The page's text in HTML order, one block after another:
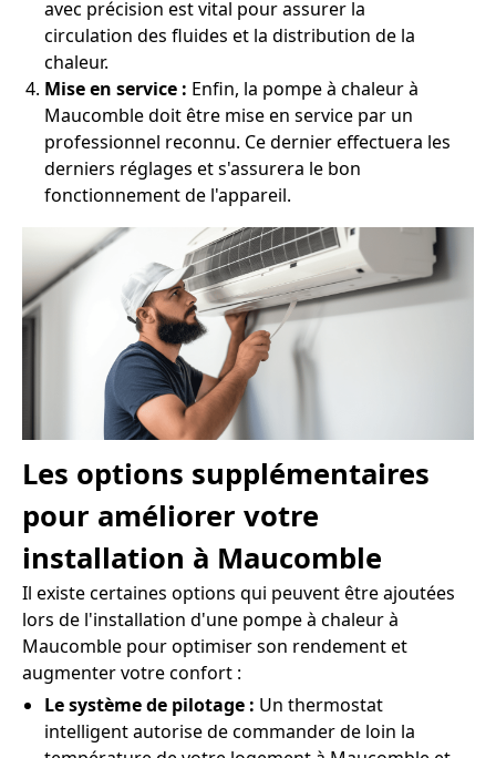
avec précision est vital pour assurer la
circulation des fluides et la distribution de la
chaleur.
Mise en service : Enfin, la pompe à chaleur à
Maucomble doit être mise en service par un
professionnel reconnu. Ce dernier effectuera les
derniers réglages et s'assurera le bon
fonctionnement de l'appareil.
Les options supplémentaires
pour améliorer votre
installation à Maucomble
Il existe certaines options qui peuvent être ajoutées
lors de l'installation d'une pompe à chaleur à
Maucomble pour optimiser son rendement et
augmenter votre confort :
Le système de pilotage : Un thermostat
intelligent autorise de commander de loin la